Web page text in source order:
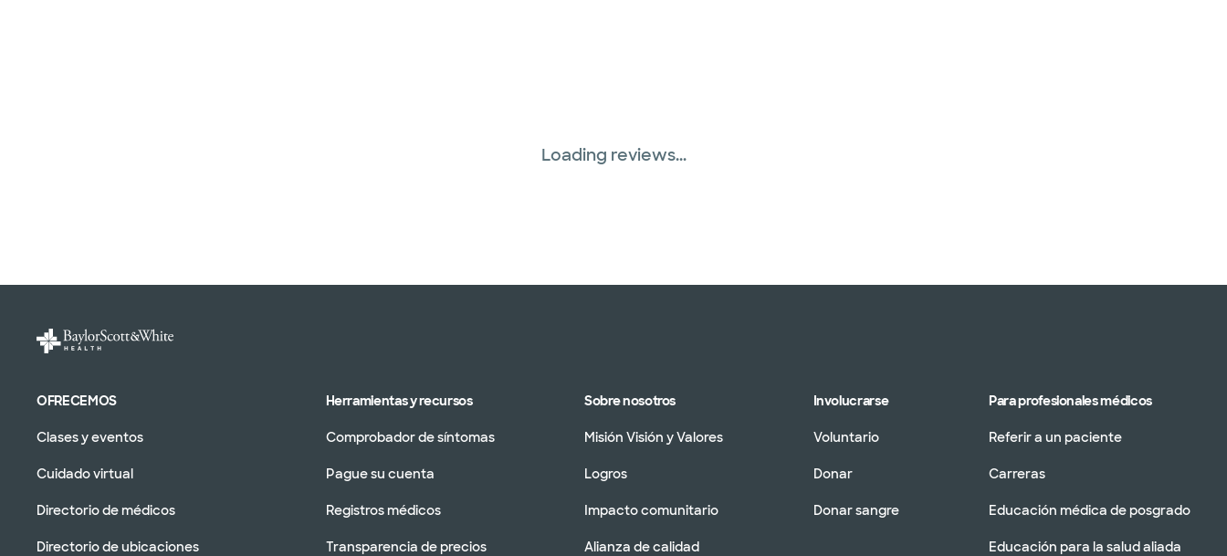
Loading reviews...
OFRECEMOS
Clases y eventos
Cuidado virtual
Directorio de médicos
Directorio de ubicaciones
Herramientas y recursos
Comprobador de síntomas
Pague su cuenta
Registros médicos
Transparencia de precios
Sobre nosotros
Misión Visión y Valores
Logros
Impacto comunitario
Alianza de calidad
Involucrarse
Voluntario
Donar
Donar sangre
Para profesionales médicos
Referir a un paciente
Carreras
Educación médica de posgrado
Educación para la salud aliada